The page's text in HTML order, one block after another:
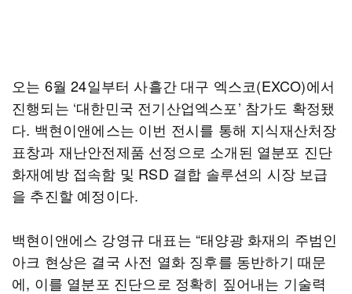
오는 6월 24일부터 사흘간 대구 엑스코(EXCO)에서
진행되는 ‘대한민국 전기산업엑스포’ 참가도 확정됐
다. 백현이앤에스는 이번 전시를 통해 지식재산처장
표창과 재난안전제품 선정으로 소개된 열분포 진단
화재예방 접속함 및 RSD 결합 솔루션의 시장 보급
을 추진할 예정이다.
백현이앤에스 강영규 대표는 “태양광 화재의 주범인
아크 현상은 결국 사전 열화 징후를 동반하기 때문
에, 이를 열분포 진단으로 정확히 짚어내는 기술력